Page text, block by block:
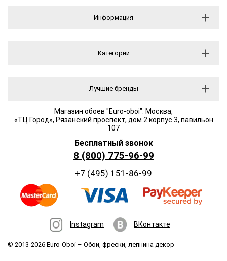
Информация
Категории
Лучшие бренды
Магазин обоев "Euro-oboi": Москва,
«ТЦ Город», Рязанский проспект, дом 2 корпус 3, павильон
107
Бесплатный звонок
8 (800) 775-96-99
+7 (495) 151-86-99
Instagram ВКонтакте
© 2013-2026 Euro-Oboi – Обои, фрески, лепнина декор